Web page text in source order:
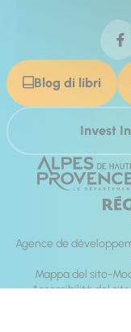
Blog di libri
Invest
Agence de
Mappa del sito
Accessibilità del